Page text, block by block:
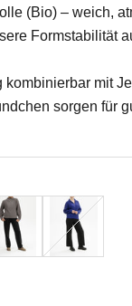
(Bio) – weich,
Formstabilität
mit
sorgen für
MelangeBold Blue